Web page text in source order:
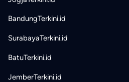
BandungTerkini.id
SurabayaTerkini.id
BatuTerkini.id
JemberTerkini.id